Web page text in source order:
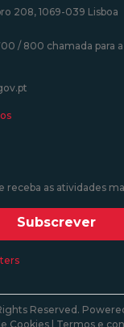
208, 1069-039 Lisboa
/ 800 chamada para
receba as atividades
Subscrever
Reserved.
Cookies Termos e